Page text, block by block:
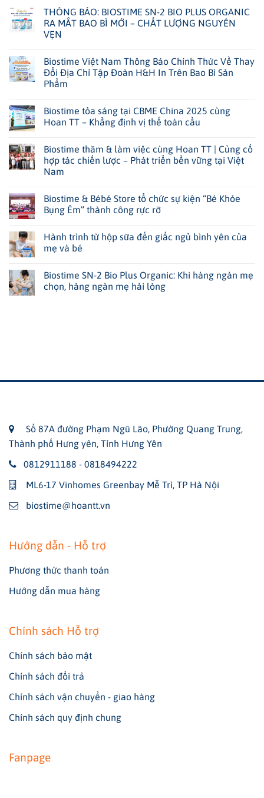
THÔNG BÁO: BIOSTIME SN-2 BIO PLUS ORGANIC
RA MẮT BAO BÌ MỚI – CHẤT LƯỢNG NGUYÊN
VẸN
Biostime Việt Nam Thông Báo Chính Thức Về Thay
Đổi Địa Chỉ Tập Đoàn H&H In Trên Bao Bì Sản
Phẩm
Biostime tỏa sáng tại CBME China 2025 cùng
Hoan TT – Khẳng định vị thế toàn cầu
Biostime thăm & làm việc cùng Hoan TT | Củng cố
hợp tác chiến lược – Phát triển bền vững tại Việt
Nam
Biostime & Bébé Store tổ chức sự kiện “Bé Khỏe
Bụng Êm” thành công rực rỡ
Hành trình từ hộp sữa đến giấc ngủ bình yên của
mẹ và bé
Biostime SN-2 Bio Plus Organic: Khi hàng ngàn mẹ
chọn, hàng ngàn mẹ hài lòng
Số 87A đường Phạm Ngũ Lão, Phường Quang Trung,
Thành phố Hưng yên, Tỉnh Hưng Yên
0812911188 - 0818494222
ML6-17 Vinhomes Greenbay Mễ Trì, TP Hà Nội
biostime@hoantt.vn
Hướng dẫn - Hỗ trợ
Phương thức thanh toán
Hướng dẫn mua hàng
Chính sách Hỗ trợ
Chính sách bảo mật
Chính sách đổi trả
Chính sách vận chuyển - giao hàng
Chính sách quy định chung
Fanpage